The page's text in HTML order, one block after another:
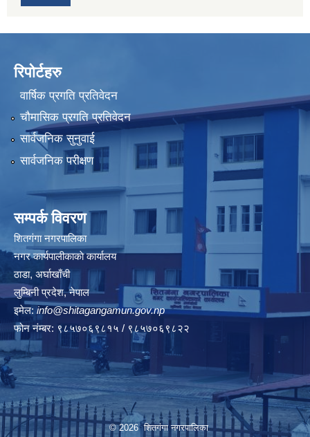
रिपोर्टहरु
वार्षिक प्रगति प्रतिवेदन
चौमासिक प्रगति प्रतिवेदन
सार्वजनिक सुनुवाई
सार्वजनिक परीक्षण
सम्पर्क विवरण
शितगंगा नगरपालिका
नगर कार्यपालीकाकाे कार्यालय
ठाडा, अर्घाखाँची
लुम्बिनी प्रदेश, नेपाल
इमेल: info@shitagangamun.gov.np
फोन नंम्बर: ९८५७०६९८१५ / ९८५७०६९८२२
© 2026 शितगंगा नगरपालिका